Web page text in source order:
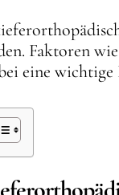
Faktoren
eine wichtige